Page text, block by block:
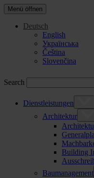
Menü öffnen
Deutsch
English
Українська
Čeština
Slovenčina
Search
Dienstleistungen
Architektur
Building
Baumanagement